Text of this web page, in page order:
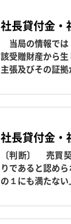
社長貸付金
当局の情報では
該受贈財産から
主張及びその証
社長貸付金
〔判断〕 売買
りであると認め
の１にも満たな